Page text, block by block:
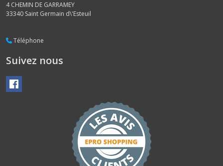
4 CHEMIN DE GARRAMEY
33340 Saint Germain d\'Esteuil
Téléphone
Suivez nous